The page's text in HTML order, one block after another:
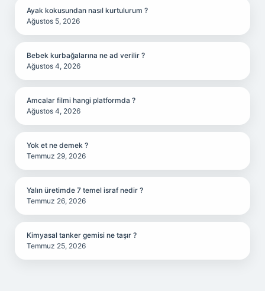
Ayak kokusundan nasıl kurtulurum ?
Ağustos 5, 2026
Bebek kurbağalarına ne ad verilir ?
Ağustos 4, 2026
Amcalar filmi hangi platformda ?
Ağustos 4, 2026
Yok et ne demek ?
Temmuz 29, 2026
Yalın üretimde 7 temel israf nedir ?
Temmuz 26, 2026
Kimyasal tanker gemisi ne taşır ?
Temmuz 25, 2026